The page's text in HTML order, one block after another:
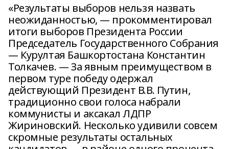
«Результаты выборов нельзя назвать
неожиданностью, — прокомментировал
итоги выборов Президента России
Председатель Государственного Собрания
— Курултая Башкортостана Константин
Толкачев. — За явным преимуществом в
первом туре победу одержал
действующий Президент В.В. Путин,
традиционно свои голоса набрали
коммунисты и аксакал ЛДПР
Жириновский. Несколько удивили совсем
скромные результаты остальных